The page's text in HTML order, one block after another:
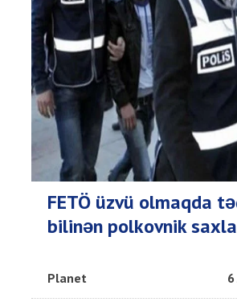
FETÖ üzvü olmaqda
bilinən polkovnik
Planet